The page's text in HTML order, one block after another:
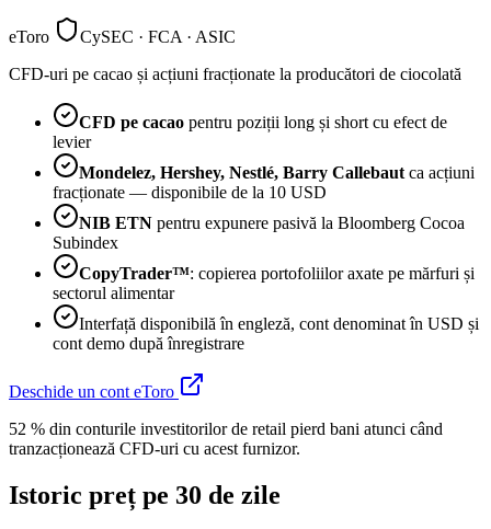
eToro
CySEC · FCA · ASIC
CFD-uri pe cacao și acțiuni fracționate la producători de ciocolată
CFD pe cacao pentru poziții long și short cu efect de
levier
Mondelez, Hershey, Nestlé, Barry Callebautca acțiuni
fracționate — disponibile de la 10 USD
NIB ETN pentru expunere pasivă la Bloomberg Cocoa
Subindex
CopyTrader™: copierea portofoliilor axate pe mărfuri și
sectorul alimentar
Interfață disponibilă în engleză, cont denominat în USD și
cont demo după înregistrare
Deschide un cont eToro
52 % din conturile investitorilor de retail pierd bani atunci când
tranzacționează CFD-uri cu acest furnizor.
Istoric preț pe 30 de zile